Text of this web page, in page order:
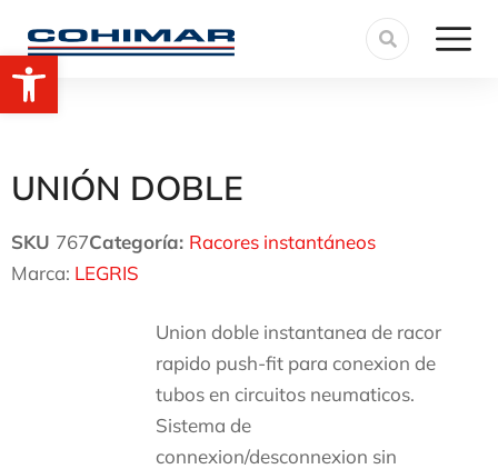
UNIÓN DOBLE
SKU 767Categoría: Racores instantáneos
Marca: LEGRIS
Union doble instantanea de racor
rapido push-fit para conexion de
tubos en circuitos neumaticos.
Sistema de
connexion/desconnexion sin
Abrir barra de herramientas